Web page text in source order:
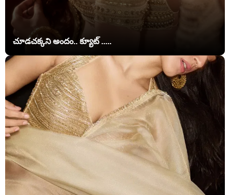
చూడచక్కని అందం.. క్యూట్ .....